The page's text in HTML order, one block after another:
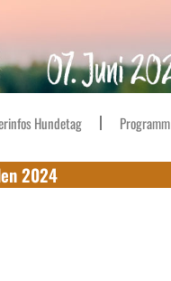
Hundetag Programm
2024